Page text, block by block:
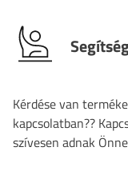
Kérdése van
kapcsolatban??
szívesen adnak